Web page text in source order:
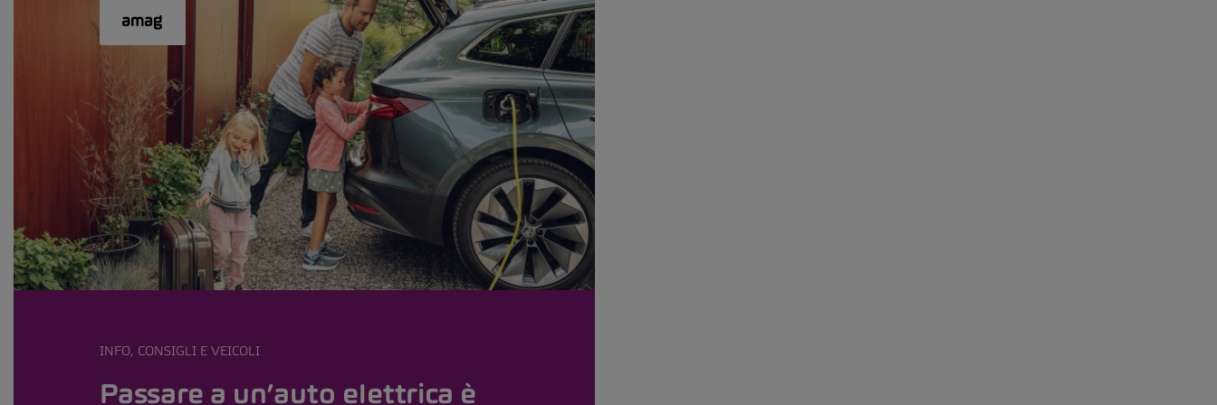
INFO, CONSIGLI E VEICOLI
Passare a un’auto elettrica è